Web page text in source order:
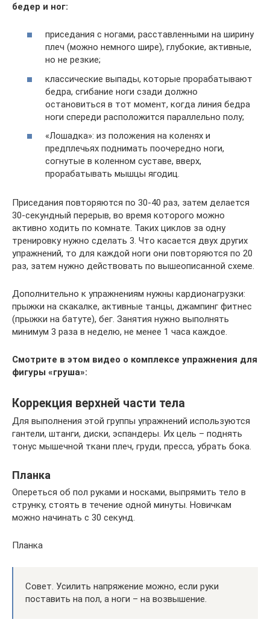
бедер и ног:
приседания с ногами, расставленными на ширину
плеч (можно немного шире), глубокие, активные,
но не резкие;
классические выпады, которые прорабатывают
бедра, сгибание ноги сзади должно
остановиться в тот момент, когда линия бедра
ноги спереди расположится параллельно полу;
«Лошадка»: из положения на коленях и
предплечьях поднимать поочередно ноги,
согнутые в коленном суставе, вверх,
прорабатывать мышцы ягодиц.
Приседания повторяются по 30-40 раз, затем делается
30-секундный перерыв, во время которого можно
активно ходить по комнате. Таких циклов за одну
тренировку нужно сделать 3. Что касается двух других
упражнений, то для каждой ноги они повторяются по 20
раз, затем нужно действовать по вышеописанной схеме.
Дополнительно к упражнениям нужны кардионагрузки:
прыжки на скакалке, активные танцы, джампинг фитнес
(прыжки на батуте), бег. Занятия нужно выполнять
минимум 3 раза в неделю, не менее 1 часа каждое.
Смотрите в этом видео о комплексе упражнения для
фигуры «груша»:
Коррекция верхней части тела
Для выполнения этой группы упражнений используются
гантели, штанги, диски, эспандеры. Их цель – поднять
тонус мышечной ткани плеч, груди, пресса, убрать бока.
Планка
Опереться об пол руками и носками, выпрямить тело в
струнку, стоять в течение одной минуты. Новичкам
можно начинать с 30 секунд.
Планка
Совет. Усилить напряжение можно, если руки
поставить на пол, а ноги – на возвышение.